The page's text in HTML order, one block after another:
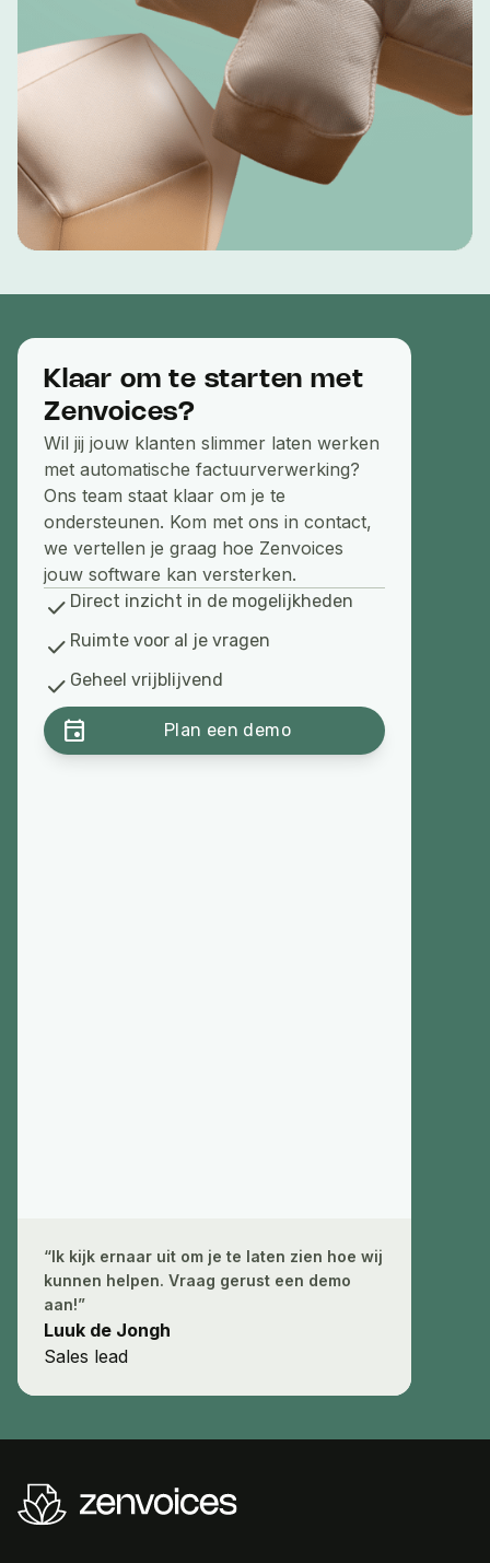
Klaar om te starten met
Zenvoices?
Wil jij jouw klanten slimmer laten werken
met automatische factuurverwerking?
Ons team staat klaar om je te
ondersteunen. Kom met ons in contact,
we vertellen je graag hoe Zenvoices
jouw software kan versterken.
check Direct inzicht in de mogelijkheden
check Ruimte voor al je vragen
check Geheel vrijblijvend
Plan een demo
event
“Ik kijk ernaar uit om je te laten zien hoe wij
kunnen helpen. Vraag gerust een demo
aan!”
Luuk de Jongh
Sales lead